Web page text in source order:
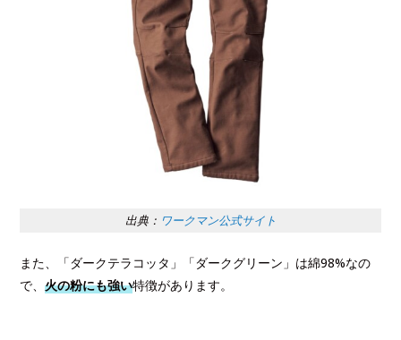
出典： ワークマン公式サイト
また、「ダークテラコッタ」「ダークグリーン」は綿98%なの
で、火の粉にも強い特徴があります。